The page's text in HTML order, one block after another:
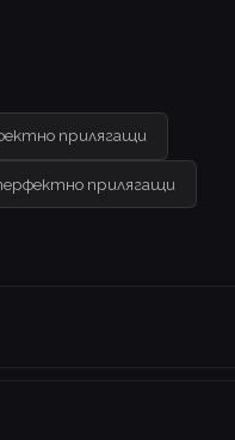
прилягащи
прилягащи